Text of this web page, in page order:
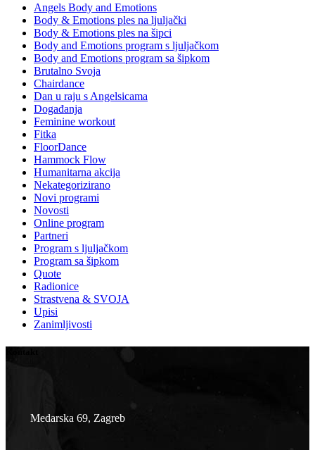
Angels Body and Emotions
Body & Emotions ples na ljuljački
Body & Emotions ples na šipci
Body and Emotions program s ljuljačkom
Body and Emotions program sa šipkom
Brutalno Svoja
Chairdance
Dan u raju s Angelsicama
Događanja
Feminine workout
Fitka
FloorDance
Hammock Flow
Humanitarna akcija
Nekategorizirano
Novi programi
Novosti
Online program
Partneri
Program s ljuljačkom
Program sa šipkom
Quote
Radionice
Strastvena & SVOJA
Upisi
Zanimljivosti
Medarska 69, Zagreb